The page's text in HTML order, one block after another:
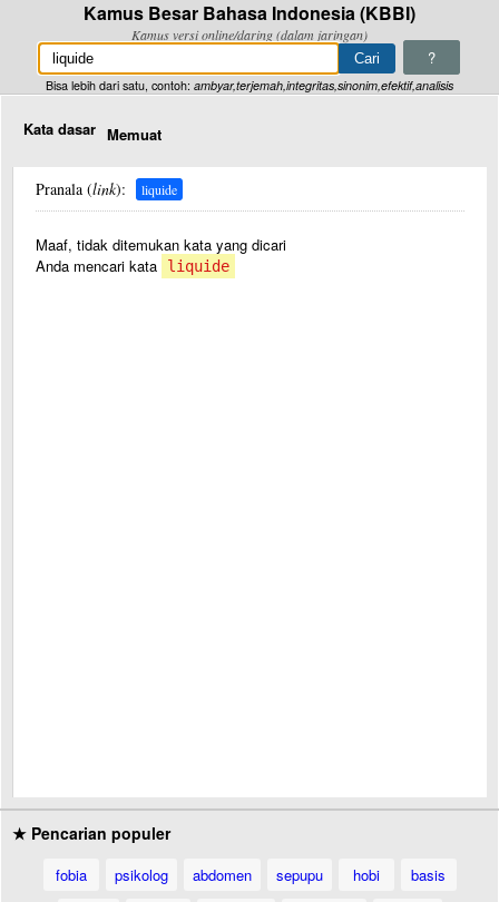
Kamus Besar Bahasa Indonesia (KBBI)
Kamus versi online/daring (dalam jaringan)
?
Bisa lebih dari satu, contoh: ambyar,terjemah,integritas,sinonim,efektif,analisis
Kata dasar Memuat
Pranala (link): liquide
Maaf, tidak ditemukan kata yang dicari
Anda mencari kata
liquide
★ Pencarian populer
fobia psikolog abdomen sepupu hobi
basis